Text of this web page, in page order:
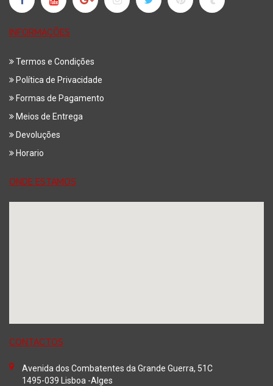
INFORMAÇÕES
Termos e Condições
Política de Privacidade
Formas de Pagamento
Meios de Entrega
Devoluções
Horario
ONDE ESTAMOS
CONTACTOS
Avenida dos Combatentes da Grande Guerra, 51C
1495-039 Lisboa -Alges